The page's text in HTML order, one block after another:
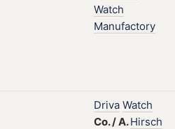
Watch
Manufactory
Driva Watch
Co./A.Hirsch